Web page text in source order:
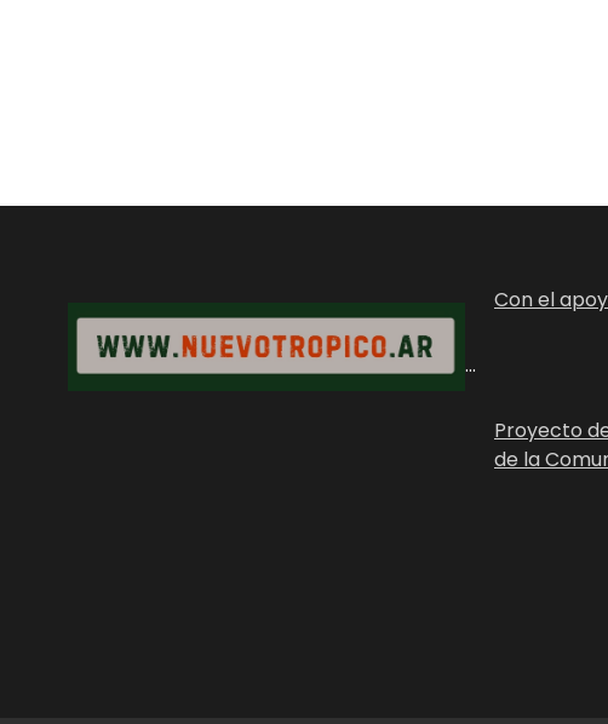
Con el
...
Proyecto
de la